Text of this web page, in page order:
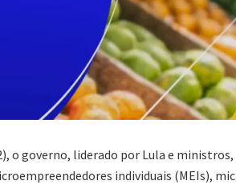
o governo, liderado por Lula e
individuais (MEIs),